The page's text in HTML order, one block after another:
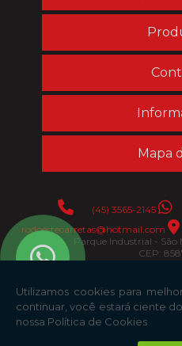
Mapa
(45) 3565-2145
rodoestecarretas@hotmail.com
Parque Industrial - São
CEP:
Copyright © Rodoeste Carrocerias. (Lei